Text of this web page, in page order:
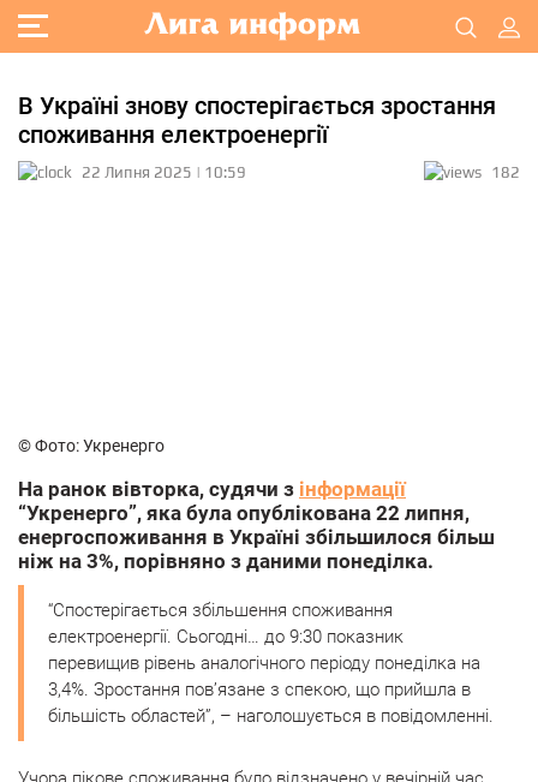
В Україні знову спостерігається зростання
споживання електроенергії
22 Липня 2025 | 10:59 182
© Фото: Укренерго
На ранок вівторка, судячи з інформації
“Укренерго”, яка була опублікована 22 липня,
енергоспоживання в Україні збільшилося більш
ніж на 3%, порівняно з даними понеділка.
“Спостерігається збільшення споживання
електроенергії. Сьогодні… до 9:30 показник
перевищив рівень аналогічного періоду понеділка на
3,4%. Зростання пов’язане з спекою, що прийшла в
більшість областей”, – наголошується в повідомленні.